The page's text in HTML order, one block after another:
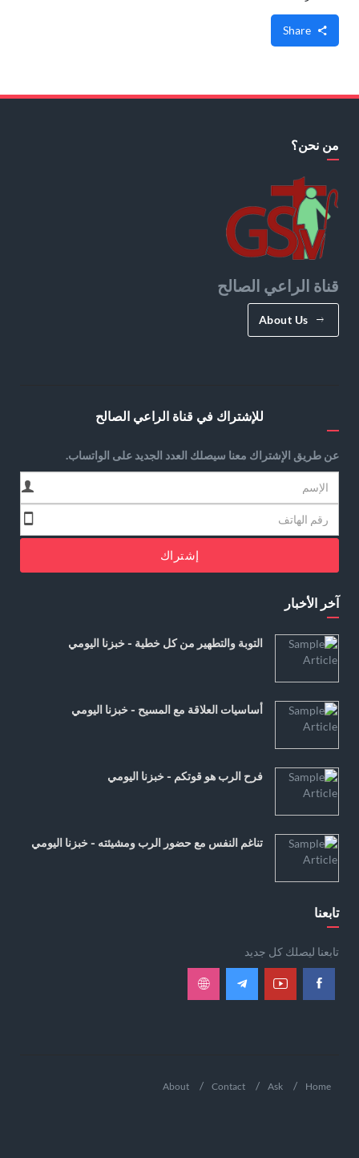
من نحن؟
قناة الراعي الصالح
About Us
للإشتراك في قناة الراعي الصالح
عن طريق الإشتراك معنا سيصلك العدد الجديد على الواتساب.
إشتراك
آخر الأخبار
التوبة والتطهير من كل خطية - خبزنا اليومي
أساسيات العلاقة مع المسيح - خبزنا اليومي
فرح الرب هو قوتكم - خبزنا اليومي
تناغم النفس مع حضور الرب ومشيئته - خبزنا اليومي
تابعنا
تابعنا ليصلك كل جديد
Home
Ask
Contact
About